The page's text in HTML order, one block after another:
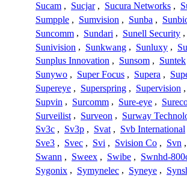
Sucam , Sucjar , Sucura Networks ,
Sumpple , Sumvision , Sunba ,
Suncomm , Sundari , Sunell Security ,
Sunivision , Sunkwang , Sunluxy ,
Sunplus Innovation , Sunsom , Suntek
Sunywo , Super Focus , Supera ,
Supereye , Superspring , Supervision ,
Supvin , Surcomm , Sure-eye ,
Surveilist , Surveon , Surway
Sv3c , Sv3p , Svat , Svb International
Sve3 , Svec , Svi , Svision Co , Svn ,
Swann , Sweex , Swibe , Swnhd-
Sygonix , Symynelec , Syneye ,